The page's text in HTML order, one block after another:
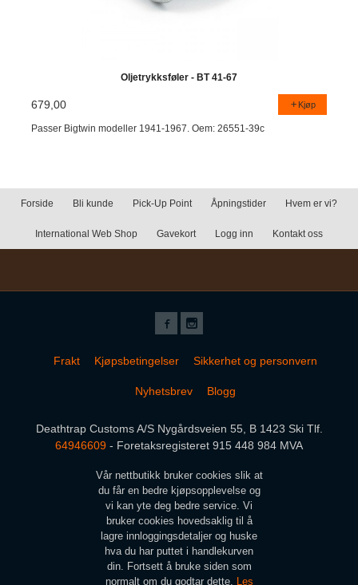
Oljetrykksføler - BT 41-67
679,00 Kjøp
Passer Bigtwin modeller 1941-1967. Oem: 26551-39c
Forside Bli kunde Pick-Up Point Åpningstider Hvem er vi?
International Web Shop Gavekort Logg inn Kontakt oss
Frakt Kjøpsbetingelser Sikkerhet og personvern
Nyhetsbrev Blogg
Deathtrap Customs A/S Nygårdsveien 55, B 1423 Ski Tlf.
64946609 - Foretaksregisteret 915 448 984 MVA
Vår nettbutikk bruker cookies slik at
du får en bedre kjøpsopplevelse og
vi kan yte deg bedre service. Vi
bruker cookies hovedsaklig til å
lagre innloggingsdetaljer og huske
hva du har puttet i handlekurven
din. Fortsett å bruke siden som
normalt om du godtar dette. Les